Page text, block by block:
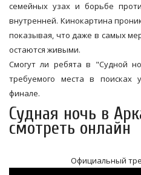
семейных узах и борьбе
внутренней. Кинокартина
показывая, что даже в самых
остаются живыми.
Смогут ли ребята в "Судной
требуемого места в
финале.
Судная ночь в
смотреть онлайн
Официальный